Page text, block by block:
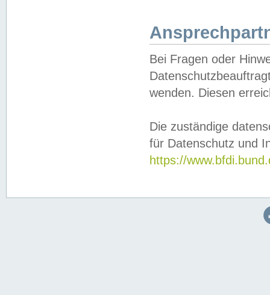
Bei Fragen oder
wenden. Diesen
Die zuständige
für Datenschutz und
https://